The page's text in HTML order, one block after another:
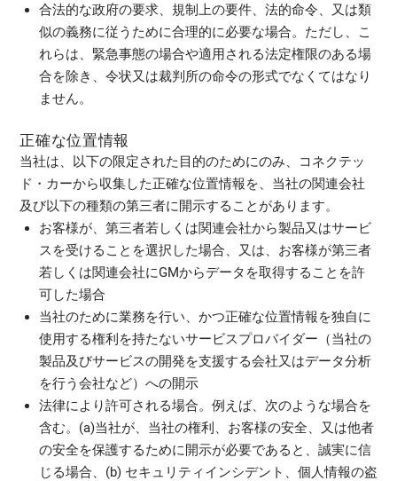
合法的な政府の要求、規制上の要件、法的命令、又は類
似の義務に従うために合理的に必要な場合。ただし、こ
れらは、緊急事態の場合や適用される法定権限のある場
合を除き、令状又は裁判所の命令の形式でなくてはなり
ません。
正確な位置情報
当社は、以下の限定された目的のためにのみ、コネクテッ
ド・カーから収集した正確な位置情報を、当社の関連会社
及び以下の種類の第三者に開示することがあります。
お客様が、第三者若しくは関連会社から製品又はサービ
スを受けることを選択した場合、又は、お客様が第三者
若しくは関連会社にGMからデータを取得することを許
可した場合
当社のために業務を行い、かつ正確な位置情報を独自に
使用する権利を持たないサービスプロバイダー（当社の
製品及びサービスの開発を支援する会社又はデータ分析
を行う会社など）への開示
法律により許可される場合。例えば、次のような場合を
含む。(a)当社が、当社の権利、お客様の安全、又は他者
の安全を保護するために開示が必要であると、誠実に信
じる場合、(b) セキュリティインシデント、個人情報の盗